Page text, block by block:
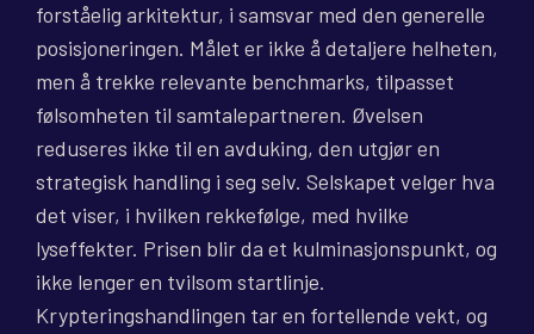
forståelig arkitektur, i samsvar med den generelle
posisjoneringen. Målet er ikke å detaljere helheten,
men å trekke relevante benchmarks, tilpasset
følsomheten til samtalepartneren. Øvelsen
reduseres ikke til en avduking, den utgjør en
strategisk handling i seg selv. Selskapet velger hva
det viser, i hvilken rekkefølge, med hvilke
lyseffekter. Prisen blir da et kulminasjonspunkt, og
ikke lenger en tvilsom startlinje.
Krypteringshandlingen tar en fortellende vekt, og